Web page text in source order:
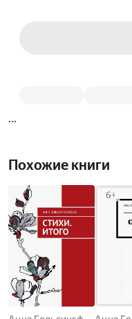
...
Похожие книги